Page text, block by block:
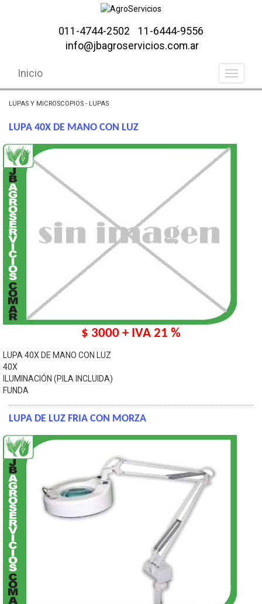
011-4744-2502
11-6444-9556
info@jbagroservicios.com.ar
Inicio
LUPAS Y MICROSCOPIOS - LUPAS
LUPA 40X DE MANO CON LUZ
$ 3000 + IVA 21 %
LUPA 40X DE MANO CON LUZ
40X
ILUMINACIÓN (PILA INCLUIDA)
FUNDA
LUPA DE LUZ FRIA CON MORZA